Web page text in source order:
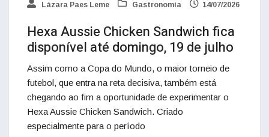
Lázara Paes Leme Gastronomia 14/07/2026
Hexa Aussie Chicken Sandwich fica
disponível até domingo, 19 de julho
Assim como a Copa do Mundo, o maior torneio de
futebol, que entra na reta decisiva, também está
chegando ao fim a oportunidade de experimentar o
Hexa Aussie Chicken Sandwich. Criado
especialmente para o período